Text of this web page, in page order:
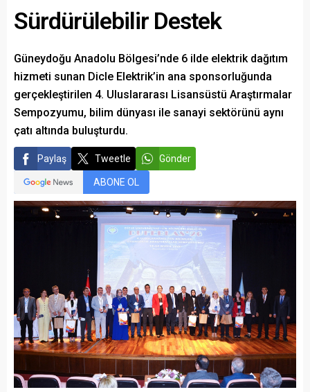
Sürdürülebilir Destek
Güneydoğu Anadolu Bölgesi’nde 6 ilde elektrik dağıtım
hizmeti sunan Dicle Elektrik’in ana sponsorluğunda
gerçekleştirilen 4. Uluslararası Lisansüstü Araştırmalar
Sempozyumu, bilim dünyası ile sanayi sektörünü aynı
çatı altında buluşturdu.
Paylaş Tweetle Gönder
ABONE OL